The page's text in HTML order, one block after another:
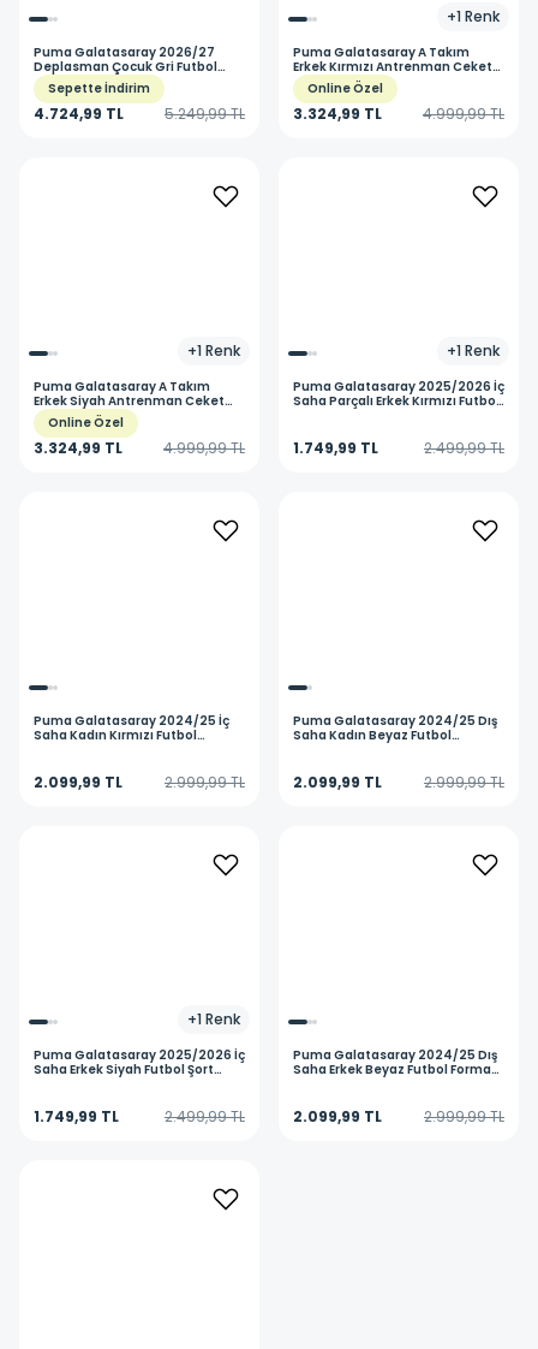
PumaGalatasaray 2026/27
Deplasman Çocuk Gri Futbol
Forma 78501605
Sepette İndirim
4.724,99 TL 5.249,99 TL
+1 Renk
PumaGalatasaray A Takım
Erkek Kırmızı Antrenman Ceket
78289003
Online Özel
3.324,99 TL 4.999,99 TL
+1 Renk
PumaGalatasaray A Takım
Erkek Siyah Antrenman Ceket
78289010
Online Özel
3.324,99 TL 4.999,99 TL
+1 Renk
PumaGalatasaray 2025/2026 İç
Saha Parçalı Erkek Kırmızı Futbol
1.749,99 TL 2.499,99 TL
PumaGalatasaray 2024/25 İç
Saha Kadın Kırmızı Futbol
2.099,99 TL 2.999,99 TL
PumaGalatasaray 2024/25 Dış
Saha Kadın Beyaz Futbol
2.099,99 TL 2.999,99 TL
+1 Renk
PumaGalatasaray 2025/2026 İç
Saha Erkek Siyah Futbol Şort
1.749,99 TL 2.499,99 TL
PumaGalatasaray 2024/25 Dış
Saha Erkek Beyaz Futbol Forması
2.099,99 TL 2.999,99 TL